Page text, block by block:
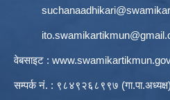
वेबसाइट :
सम्पर्क नं. : ९८४९२६८९९७ (गा.पा.अध्यक्ष)